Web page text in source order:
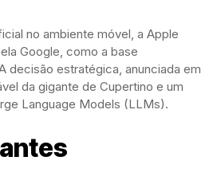
no ambiente móvel, a Apple
Google, como a base
decisão estratégica, anunciada em
da gigante de Cupertino e um
Language Models (LLMs).